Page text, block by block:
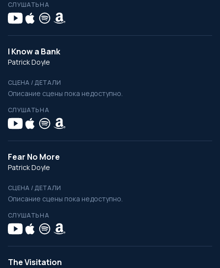
СЛУШАТЬ НА
I Know a Bank
Patrick Doyle
СЦЕНА / ДЕТАЛИ
Описание сцены пока недоступно.
СЛУШАТЬ НА
Fear No More
Patrick Doyle
СЦЕНА / ДЕТАЛИ
Описание сцены пока недоступно.
СЛУШАТЬ НА
The Visitation